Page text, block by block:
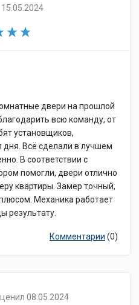
двери на прошлой
всю команду, от
установщиков,
дня. Всё сделали в лучшем
В соответствии с
помогли, двери отлично
квартиры. Замер точный,
Механика работает
результату.
Комментарии (0)
08.05.2024